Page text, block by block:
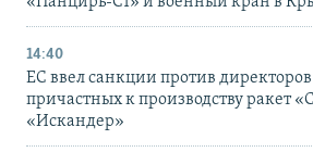
14:40
ЕС ввел санкции против директоров
причастных к производству ракет
«Искандер»